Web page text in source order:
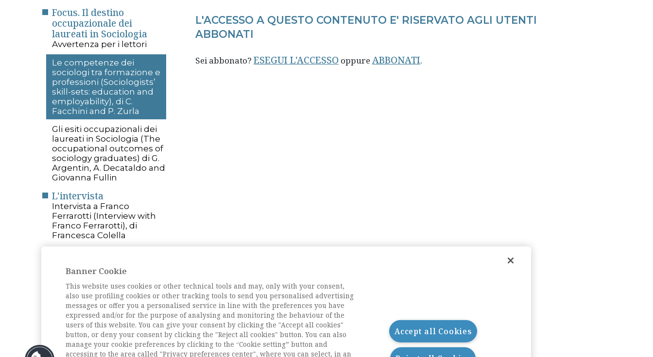
Focus. Il destino
occupazionale dei
laureati in Sociologia
Avvertenza per i lettori
Le competenze dei
sociologi tra formazione e
professioni (Sociologists’
skill-sets: education and
employability), di C.
Facchini and P. Zurla
Gli esiti occupazionali dei
laureati in Sociologia (The
occupational outcomes of
sociology graduates) di G.
Argentin, A. Decataldo and
Giovanna Fullin
L'intervista
Intervista a Franco
Ferrarotti (Interview with
Franco Ferrarotti), di
Francesca Colella
attuale sul rapporto e
l’origine delle civiltà (Axial
Age. The current debate
on exchange and origin of
civilizations), di Antonio De
Caro
Archivio della rivista
L'ACCESSO A QUESTO CONTENUTO E' RISERVATO AGLI UTENTI
ABBONATI
Sei abbonato? ESEGUI L'ACCESSO oppure ABBONATI.
Banner Cookie
This website uses cookies or other technical tools and may, only with your consent,
also use profiling cookies or other tracking tools to send you personalised advertising
messages or offer you a personalised service in line with the preferences you have
expressed and/or for the purpose of analysing and monitoring the behaviour of the
users of this website. You can give your consent by clicking the "Accept all cookies"
button, or deny your consent by clicking the "Reject all cookies" button. You can also
manage your cookie preferences by clicking to the “Cookie setting” button and
accessing to the area called "Privacy preferences center", where you can select, in an
Accept all Cookies